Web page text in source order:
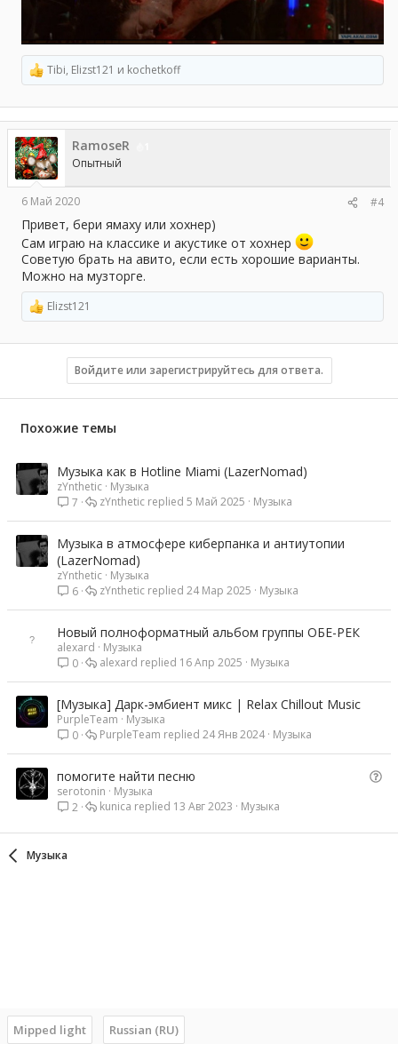
Р
е
а
к
ц
и
и
:
Tibi, Elizst121 и kochetkoff
RamoseR
Опытный
6 Май 2020 #4
Привет, бери ямаху или хохнер)
Сам играю на классике и акустике от хохнер
Советую брать на авито, если есть хорошие варианты.
Можно на музторге.
Р
е
а
и
Elizst121
Войдите или зарегистрируйтесь для ответа.
Похожие темы
Музыка как в Hotline Miami (LazerNomad)
zYnthetic Музыка
7
Музыка
5 Май 2025
zYnthetic
Музыка в атмосфере киберпанка и антиутопии
(LazerNomad)
zYnthetic Музыка
6
Музыка
24 Мар 2025
zYnthetic
Новый полноформатный альбом группы ОБЕ-РЕК
alexard
Музыка
0
Музыка
16 Апр 2025
alexard
[Музыка] Дарк-эмбиент микс | Relax Chillout Music
PurpleTeam
Музыка
0
Музыка
24 Янв 2024
PurpleTeam
В
помогите найти песню
serotonin
Музыка
2
Музыка
13 Авг 2023
kunica
Музыка
Mipped light Russian (RU)